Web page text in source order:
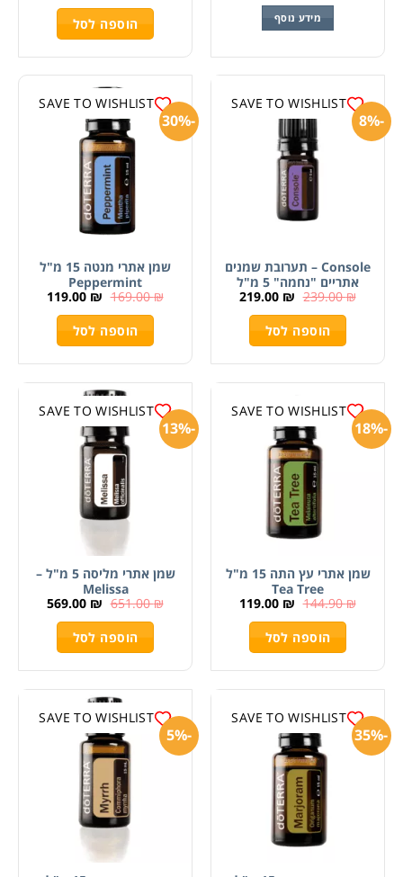
מידע נוסף
הוספה לסל
SAVE TO WISHLIST
-8%
Console – תערובת שמנים
אתריים "נחמה" 5 מ"ל
239.00₪
219.00 ₪
הוספה לסל
SAVE TO WISHLIST
-30%
שמן אתרי מנטה 15 מ"ל
Peppermint
169.00₪
119.00 ₪
הוספה לסל
SAVE TO WISHLIST
-18%
שמן אתרי עץ התה 15 מ"ל
Tea Tree
144.90₪
119.00 ₪
הוספה לסל
SAVE TO WISHLIST
-13%
שמן אתרי מליסה 5 מ"ל –
Melissa
651.00₪
569.00 ₪
הוספה לסל
SAVE TO WISHLIST
-35%
SAVE TO WISHLIST
-5%